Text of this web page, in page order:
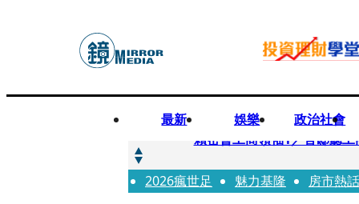
最新 娛樂 政治社會
快訊
賴密會工商領袖1／官邸聽
快訊
台中女師遭特教生刺傷右眼
2026瘋世足 魅力基隆 房市熱